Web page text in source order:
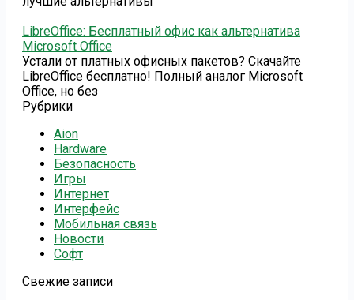
LibreOffice: Бесплатный офис как альтернатива
Microsoft Office
Устали от платных офисных пакетов? Скачайте
LibreOffice бесплатно! Полный аналог Microsoft
Office, но без
Рубрики
Aion
Hardware
Безопасность
Игры
Интернет
Интерфейс
Мобильная связь
Новости
Софт
Свежие записи